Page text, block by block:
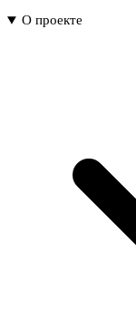
О проекте